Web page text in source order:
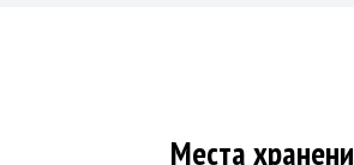
Места